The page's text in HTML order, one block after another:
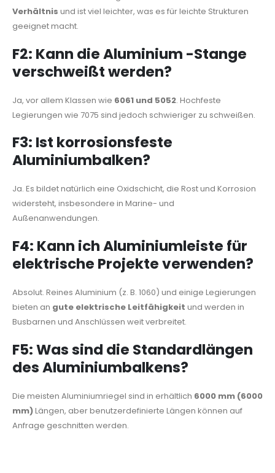
Verhältnis und ist viel leichter, was es für leichte Strukturen
geeignet macht.
F2: Kann die Aluminium -Stange
verschweißt werden?
Ja, vor allem Klassen wie 6061 und 5052. Hochfeste
Legierungen wie 7075 sind jedoch schwieriger zu schweißen.
F3: Ist korrosionsfeste
Aluminiumbalken?
Ja. Es bildet natürlich eine Oxidschicht, die Rost und Korrosion
widersteht, insbesondere in Marine- und
Außenanwendungen.
F4: Kann ich Aluminiumleiste für
elektrische Projekte verwenden?
Absolut. Reines Aluminium (z. B. 1060) und einige Legierungen
bieten an gute elektrische Leitfähigkeit und werden in
Busbarnen und Anschlüssen weit verbreitet.
F5: Was sind die Standardlängen
des Aluminiumbalkens?
Die meisten Aluminiumriegel sind in erhältlich 6000 mm (6000
mm)Längen, aber benutzerdefinierte Längen können auf
Anfrage geschnitten werden.